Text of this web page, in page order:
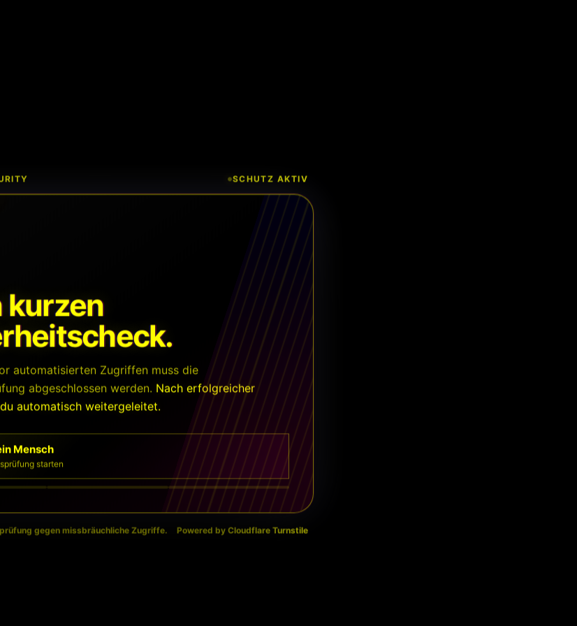
SCHUTZ AKTIV
kurzen
automatisierten Zugriffen muss die
abgeschlossen werden. Nach erfolgreicher
automatisch weitergeleitet.
Mensch
starten
gegen missbräuchliche Zugriffe. Powered by Cloudflare Turnstile